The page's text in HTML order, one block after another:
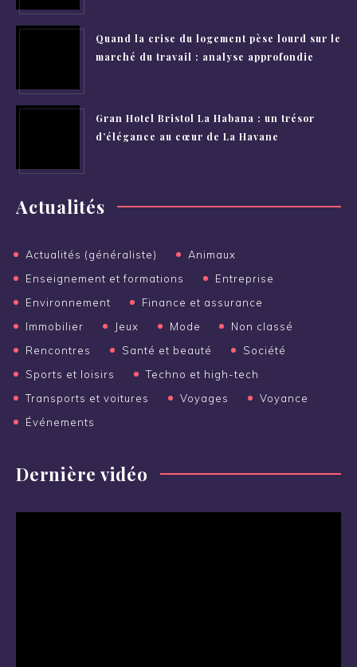
Quand la crise du logement pèse lourd sur le
marché du travail : analyse approfondie
Gran Hotel Bristol La Habana : un trésor
d’élégance au cœur de La Havane
Actualités
Actualités (généraliste)
Animaux
Enseignement et formations
Entreprise
Environnement
Finance et assurance
Immobilier
Jeux Mode
Non classé
Rencontres
Santé et beauté
Société
Sports et loisirs
Techno et high-tech
Transports et voitures
Voyages
Voyance
Événements
Dernière vidéo